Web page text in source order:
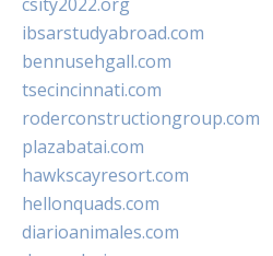
ibsarstudyabroad.com
bennusehgall.com
tsecincinnati.com
roderconstructiongroup.com
plazabatai.com
hawkscayresort.com
hellonquads.com
diarioanimales.com